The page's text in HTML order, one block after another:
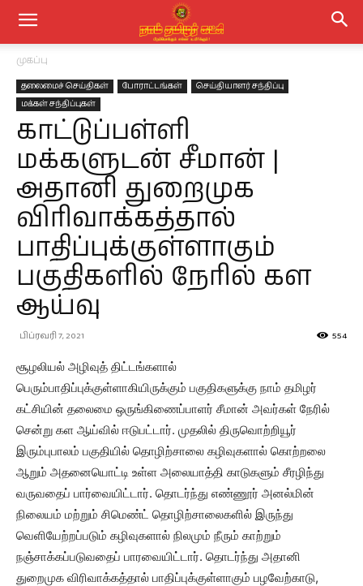
முகப்பு
தலைமைச் செய்திகள் போராட்டங்கள்
செய்தியாளர் சந்திப்பு
மக்கள் சந்திப்புகள்
காட்டுப்பள்ளி
மக்களுடன் சீமான் |
அதானி துறைமுக
விரிவாக்கத்தால்
பாதிப்புக்குள்ளாகும்
பகுதிகளில் நேரில் கள
ஆய்வு
பிப்ரவரி 7, 2021 554
சூழலியல் அழிவுத் திட்டங்களால்
பெரும்பாதிப்புக்குள்ளாகியிருக்கும் பகுதிகளுக்கு நாம் தமிழர்
கட்சியின் தலைமை ஒருங்கிணைப்பாளர் சீமான் அவர்கள் நேரில்
சென்று கள ஆய்வில் ஈடுபட்டார். முதலில் திருவொற்றியூர்
இரும்புபாலம் பகுதியில் தொழிற்சாலை கழிவுகளால் கொற்றலை
ஆறும் அதனையொட்டி உள்ள அலையாத்தி காடுகளும் சீரழிந்து
வருவதைப் பார்வையிட்டார். தொடர்ந்து எண்ணூர் அனல்மின்
நிலையம் மற்றும் சிமெண்ட் தொழிற்சாலைகளில் இருந்து
வெளியேற்றப்படும் கழிவுகளால் நிலமும் நீரும் காற்றும்
நஞ்சாக்கப்படுவதைப் பாரவையிட்டார். தொடர்ந்து அதானி
துறைமுக விரிவாக்கத்தால் பாதிப்புக்குள்ளாகும் பழவேற்காடு,